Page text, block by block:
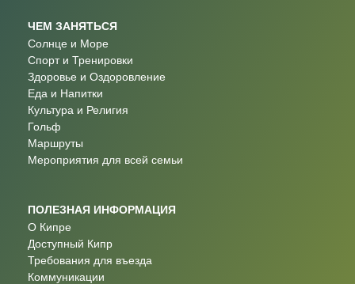
ЧЕМ ЗАНЯТЬСЯ
Солнце и Море
Спорт и Тренировки
Здоровье и Оздоровление
Еда и Напитки
Культура и Религия
Гольф
Маршруты
Мероприятия для всей семьи
ПОЛЕЗНАЯ ИНФОРМАЦИЯ
О Кипре
Доступный Кипр
Требования для въезда
Коммуникации